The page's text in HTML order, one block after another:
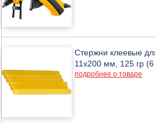
Стержни клеевые
11х200 мм, 125 гр
подробнее о товаре